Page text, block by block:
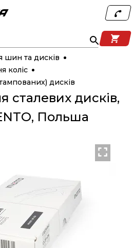
шин та дисків
коліс
дисків
сталевих дисків,
Польша